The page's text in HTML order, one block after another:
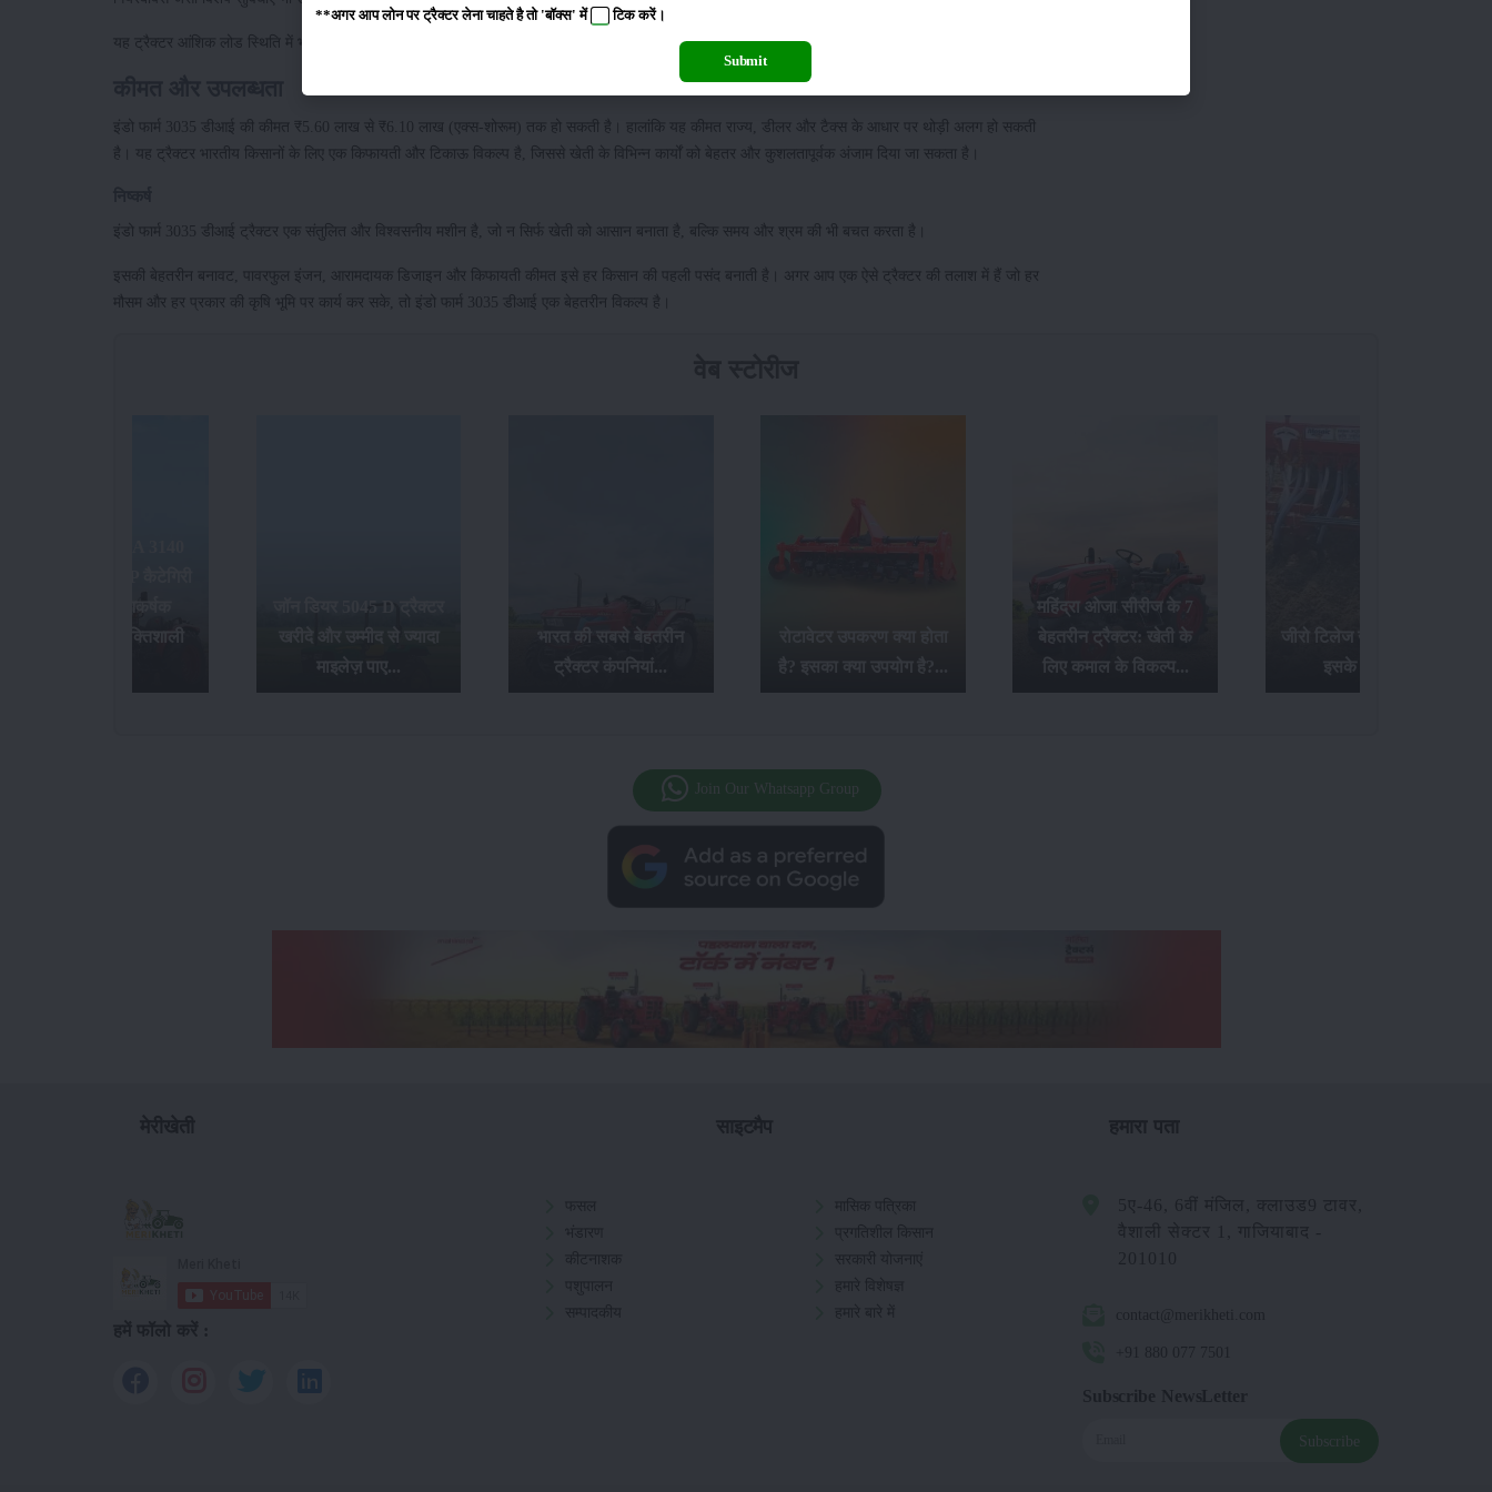
यह ट्रैक्टर आंशिक लोड स्थिति में भी बेहतरीन टॉर्क प्रदान करता है, जिससे यह जुताई, सीड ड्रिल, हैरो, पुडलिंग, ढुलाई जैसे कार्यों के लिए उपयुक्त बनता है।
इंडो फार्म 3035 डीआई की कीमत ₹5.60 लाख से ₹6.10 लाख (एक्स-शोरूम) तक हो सकती है। हालांकि यह कीमत राज्य, डीलर और टैक्स के आधार पर थोड़ी अलग हो सकती
है। यह ट्रैक्टर भारतीय किसानों के लिए एक किफायती और टिकाऊ विकल्प है, जिससे खेती के विभिन्न कार्यों को बेहतर और कुशलतापूर्वक अंजाम दिया जा सकता है।
इंडो फार्म 3035 डीआई ट्रैक्टर एक संतुलित और विश्वसनीय मशीन है, जो न सिर्फ खेती को आसान बनाता है, बल्कि समय और श्रम की भी बचत करता है।
इसकी बेहतरीन बनावट, पावरफुल इंजन, आरामदायक डिजाइन और किफायती कीमत इसे हर किसान की पहली पसंद बनाती है। अगर आप एक ऐसे ट्रैक्टर की तलाश में हैं जो हर
मौसम और हर प्रकार की कृषि भूमि पर कार्य कर सके, तो इंडो फार्म 3035 डीआई एक बेहतरीन विकल्प है।
जॉन डियर 5045 D ट्रैक्टर
खरीदे और उम्मीद से ज्यादा
भारत की सबसे बेहतरीन
ट्रैक्टर कंपनियां...
रोटावेटर उपकरण क्या होता
है? इसका क्या उपयोग है?...
जीरो टिलेज खेती क्या है और
इसके फायदे...
में जानिए यहां...
Join Our Whatsapp Group
**अगर आप लोन पर ट्रैक्टर लेना चाहते है तो 'बॉक्स' में टिककरें।
Submit
Subscribe